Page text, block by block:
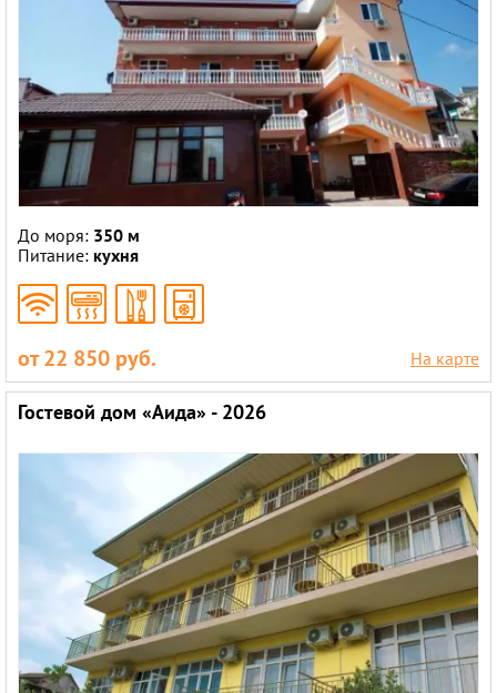
До моря: 350 м
Питание: кухня
от 22 850 руб. На карте
Гостевой дом «Аида» - 2026